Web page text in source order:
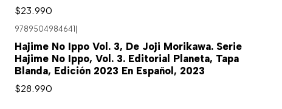
$23.990
9789504984641
Hajime No Ippo Vol. 3, De Joji Morikawa. Serie
Hajime No Ippo, Vol. 3. Editorial Planeta, Tapa
Blanda, Edición 2023 En Español, 2023
$28.990